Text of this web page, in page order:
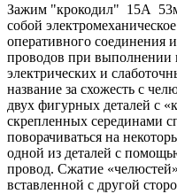
Зажим "крокодил" 15А
собой
оперативного соединения
проводов при выполнении
электрических и
название за схожесть с
двух фигурных деталей с
скрепленных серединами
поворачиваться на
одной из деталей с
провод. Сжатие
вставленной с другой